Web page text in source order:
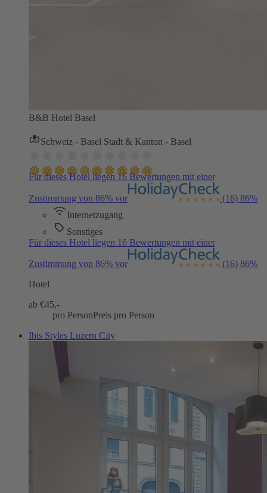
B&B Hotel Basel
Schweiz - Basel Stadt & Kanton - Basel
Für dieses Hotel liegen 16 Bewertungen mit einer
Zustimmung von 86% vor (16) 86%
Internetzugang
Sonstiges
Für dieses Hotel liegen 16 Bewertungen mit einer
Zustimmung von 86% vor (16) 86%
Hotel
ab €45,-
pro PersonPreis pro Person
Ibis Styles Luzern City